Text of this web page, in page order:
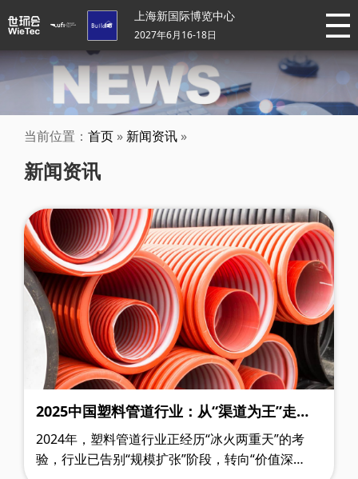
上海新国际博览中心
2027年6月16-18日
当前位置： 首页 » 新闻资讯 »
新闻资讯
2025中国塑料管道行业：从“渠道为王”走
向“价值共生”的生态重构
2024年，塑料管道行业正经历“冰火两重天”的考
验，行业已告别“规模扩张”阶段，转向“价值深